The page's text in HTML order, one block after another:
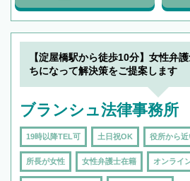
【淀屋橋駅から徒歩10分】女性弁
ちになって解決策をご提案します
ブランシュ法律事務所
19時以降TEL可 土日祝OK 役所から近
所長が女性 女性弁護士在籍 オンライ